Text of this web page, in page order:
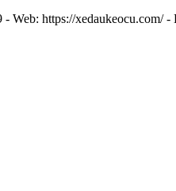
Web: https://xedaukeocu.com/